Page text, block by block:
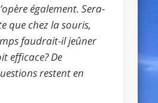
également. Sera-
que chez la souris,
faudrait-il jeûner
efficace? De
restent en